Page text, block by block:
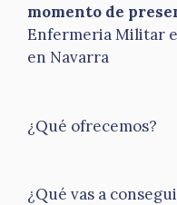
momento de
Enfermeria Militar
en Navarra
¿Qué ofrecemos?
¿Qué vas a